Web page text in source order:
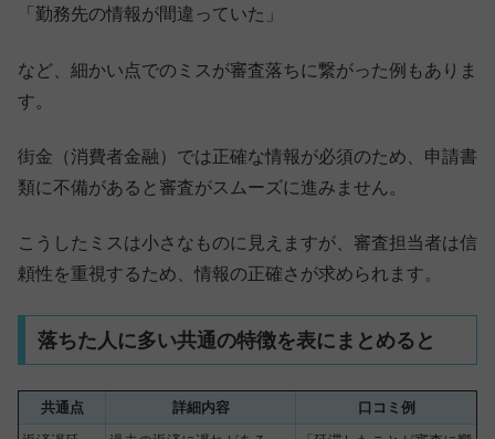
「勤務先の情報が間違っていた」
など、細かい点でのミスが審査落ちに繋がった例もありま
す。
街金（消費者金融）では正確な情報が必須のため、申請書
類に不備があると審査がスムーズに進みません。
こうしたミスは小さなものに見えますが、審査担当者は信
頼性を重視するため、情報の正確さが求められます。
落ちた人に多い共通の特徴を表にまとめると
共通点 詳細内容
口コミ例